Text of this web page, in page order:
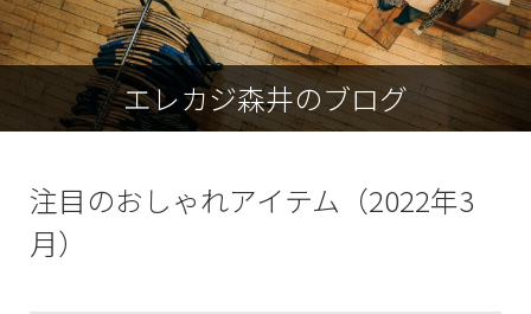
エレカジ森井のブログ
注目のおしゃれアイテム（2022年3
月）